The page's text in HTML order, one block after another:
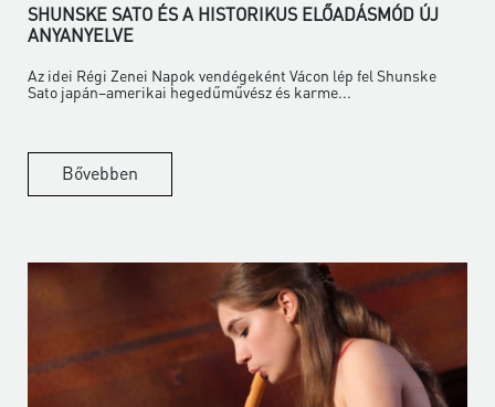
SHUNSKE SATO ÉS A HISTORIKUS ELŐADÁSMÓD ÚJ
ANYANYELVE
Az idei Régi Zenei Napok vendégeként Vácon lép fel Shunske
Sato japán–amerikai hegedűművész és karme...
Bővebben